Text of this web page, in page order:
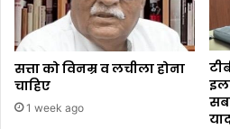
सत्ता को विनम्र व लचीला होना
चाहिए
1 week ago